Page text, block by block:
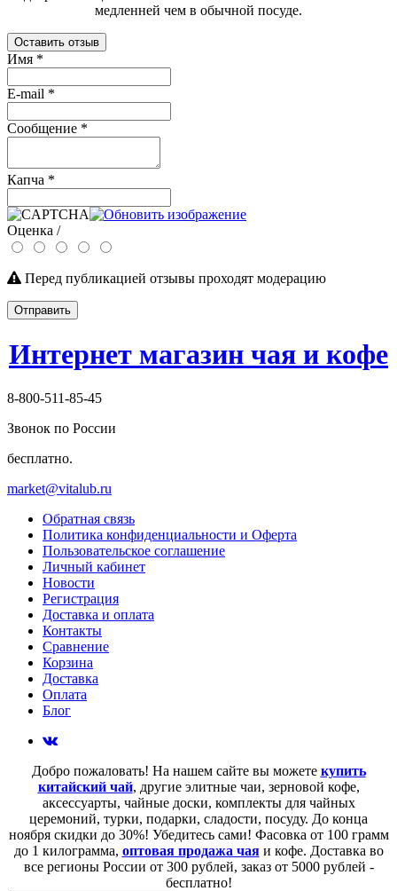
медленней чем в обычной посуде.
Оставить отзыв
Имя *
E-mail *
Сообщение *
Капча *
Оценка /
Перед публикацией отзывы проходят модерацию
Отправить
Интернет магазин чая и кофе
8-800-511-85-45
Звонок по России
бесплатно.
market@vitalub.ru
Обратная связь
Политика конфиденциальности и Оферта
Пользовательское соглашение
Личный кабинет
Новости
Регистрация
Доставка и оплата
Контакты
Сравнение
Корзина
Доставка
Оплата
Блог
Добро пожаловать! На нашем сайте вы можете купить
китайский чай, другие элитные чаи, зерновой кофе,
аксессуарты, чайные доски, комплекты для чайных
церемоний, турки, подарки, сладости, посуду. До конца
ноября скидки до 30%! Убедитесь сами! Фасовка от 100 грамм
до 1 килограмма, оптовая продажа чаяи кофе. Доставка во
все регионы России от 300 рублей, заказ от 5000 рублей -
бесплатно!